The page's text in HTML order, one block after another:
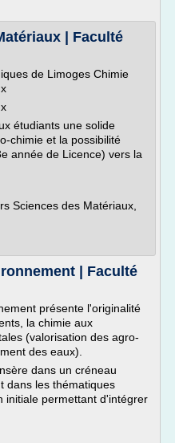
| Faculté
de Limoges Chimie
étudiants une solide
chimie et la possibilité
année de Licence) vers la
Sciences des Matériaux,
| Faculté
présente l'originalité
la chimie aux
(valorisation des agro-
des eaux).
dans un créneau
dans les thématiques
initiale permettant d'intégrer